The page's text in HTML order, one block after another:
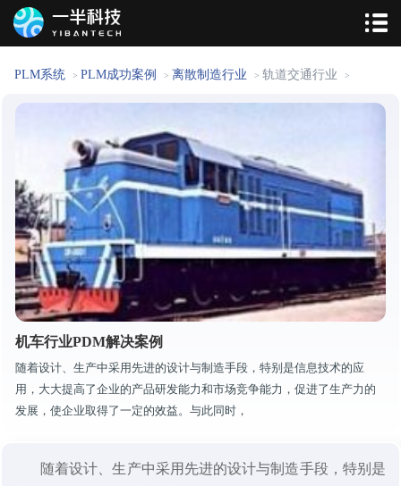
PLM系统 > PLM成功案例 > 离散制造行业 > 轨道交通行业 >
机车行业PDM解决案例
随着设计、生产中采用先进的设计与制造手段，特别是信息技术的应
用，大大提高了企业的产品研发能力和市场竞争能力，促进了生产力的
发展，使企业取得了一定的效益。与此同时，
随着设计、生产中采用先进的设计与制造手段，特别是